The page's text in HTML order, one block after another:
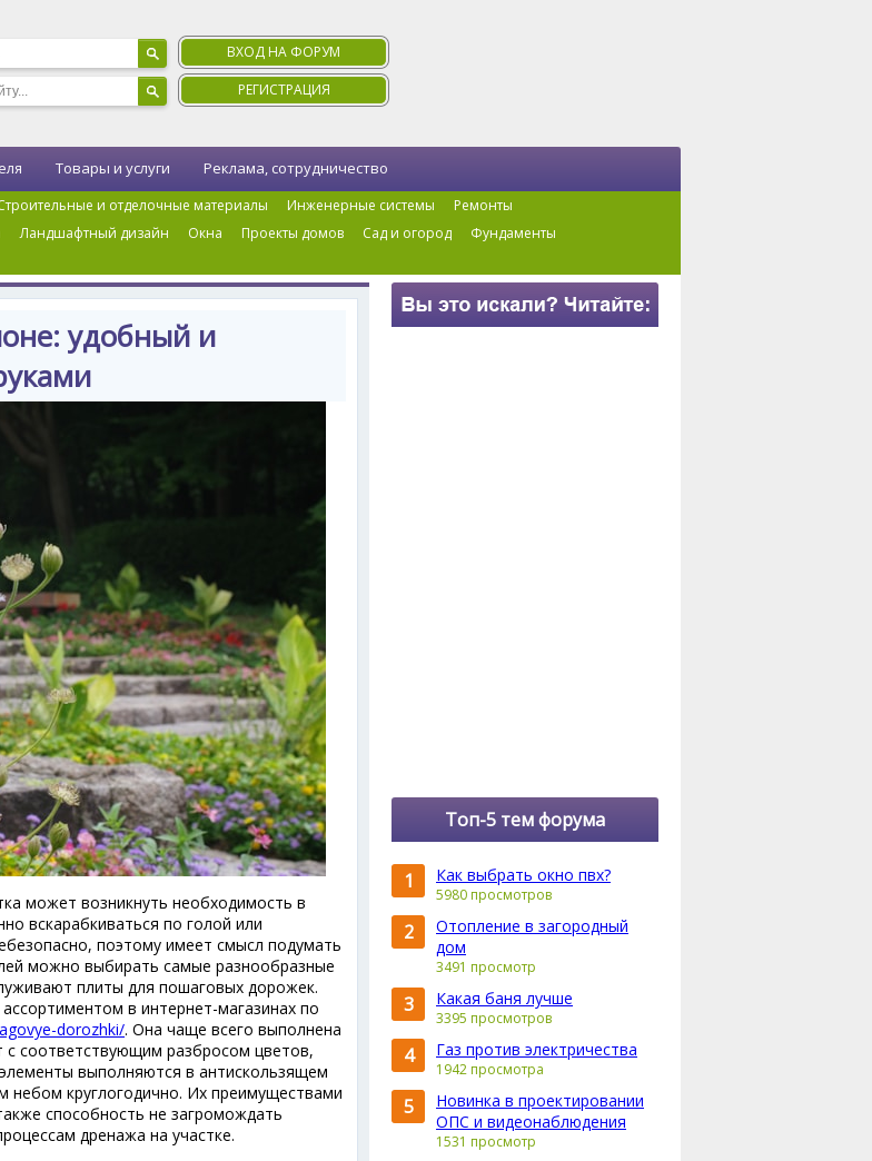
ВХОД НА ФОРУМ
РЕГИСТРАЦИЯ
и отделочные материалы Инженерные системы
Ремонты
Ландшафтный дизайн Окна Проекты домов Сад и огород
Фундаменты
Товары и услуги Реклама, сотрудничество
удобный и
может возникнуть необходимость в
вскарабкиваться по голой или
поэтому имеет смысл подумать
можно выбирать самые разнообразные
плиты для пошаговых дорожек.
в интернет-магазинах по
dorozhki/. Она чаще всего выполнена
с соответствующим разбросом цветов,
выполняются в антискользящем
небом круглогодично. Их преимуществами
способность не загромождать
дренажа на участке.
Топ-5 тем форума
1 Как выбрать окно пвх?
5980 просмотров
2
Отопление в загородный
дом
3491 просмотр
3 Какая баня лучше
3395 просмотров
4 Газ против электричества
1942 просмотра
5
Новинка в проектировании
ОПС и видеонаблюдения
1531 просмотр